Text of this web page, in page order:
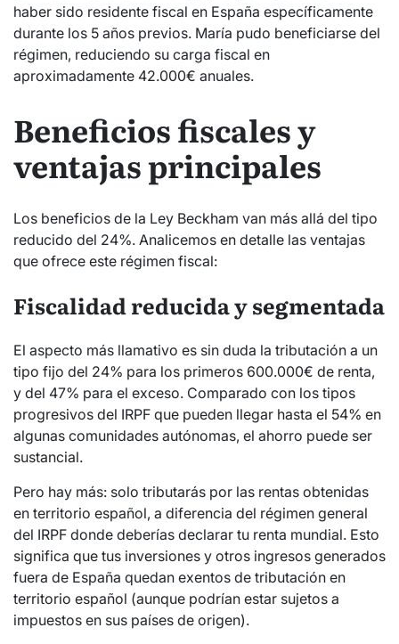
haber sido residente fiscal en España específicamente
durante los 5 años previos. María pudo beneficiarse del
régimen, reduciendo su carga fiscal en
aproximadamente 42.000€ anuales.
Beneficios fiscales y
ventajas principales
Los beneficios de la Ley Beckham van más allá del tipo
reducido del 24%. Analicemos en detalle las ventajas
que ofrece este régimen fiscal:
Fiscalidad reducida y segmentada
El aspecto más llamativo es sin duda la tributación a un
tipo fijo del 24% para los primeros 600.000€ de renta,
y del 47% para el exceso. Comparado con los tipos
progresivos del IRPF que pueden llegar hasta el 54% en
algunas comunidades autónomas, el ahorro puede ser
sustancial.
Pero hay más: solo tributarás por las rentas obtenidas
en territorio español, a diferencia del régimen general
del IRPF donde deberías declarar tu renta mundial. Esto
significa que tus inversiones y otros ingresos generados
fuera de España quedan exentos de tributación en
territorio español (aunque podrían estar sujetos a
impuestos en sus países de origen).